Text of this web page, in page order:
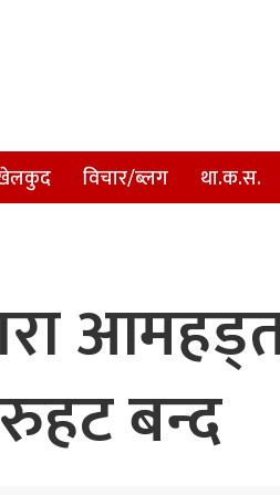
विचार/ब्लग था.क.स.
बन्द